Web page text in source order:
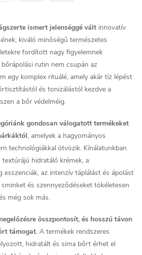
ismert jelenséggé vált innovatív
kiváló minőségű természetes
fordított nagy figyelemnek
rutin nem csupán az
egy komplex rituálé, amely akár tíz lépést
és tonizálástól kezdve a
a bőr védelméig.
gondosan válogatott termékeket
, amelyek a hagyományos
technológiákkal ötvözik. Kínálatunkban
hidratáló krémek, a
esszenciák, az intenzív táplálást és ápolást
és szennyeződéseket tökéletesen
még sok más.
összpontosít, és hosszú távon
támogat. A termékek rendszeres
hidratált és sima bőrt érhet el